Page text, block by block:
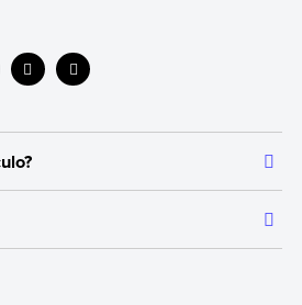
y evitar incurrir en
los lectores acceder a las fuentes